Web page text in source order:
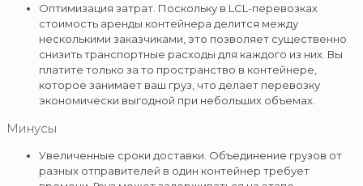
Оптимизация затрат. Поскольку в LCL-перевозках
стоимость аренды контейнера делится между
несколькими заказчиками, это позволяет существенно
снизить транспортные расходы для каждого из них. Вы
платите только за то пространство в контейнере,
которое занимает ваш груз, что делает перевозку
экономически выгодной при небольших объемах.
Минусы
Увеличенные сроки доставки. Объединение грузов от
разных отправителей в один контейнер требует